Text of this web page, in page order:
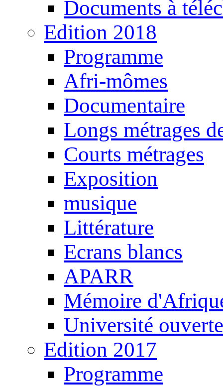
Documents à
Edition 2018
Programme
Afri-mômes
Documentaire
Longs métrages
Courts métrages
Exposition
musique
Littérature
Ecrans blancs
APARR
Mémoire
Université ouverte
Edition 2017
Programme